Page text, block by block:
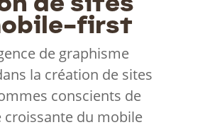
first
de graphisme
la création de sites
conscients de
du mobile